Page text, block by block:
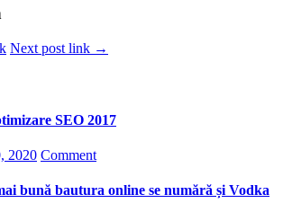
Next post link →
SEO 2017
2020 Comment
bună bautura online se numără și Vodka